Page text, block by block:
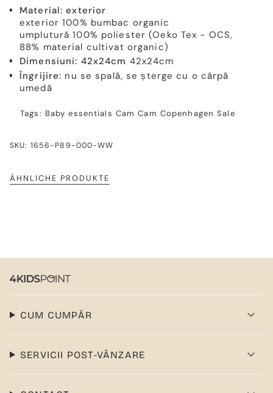
Material: exterior
exterior 100% bumbac organic
umplutură 100% poliester (Oeko Tex - OCS,
88% material cultivat organic)
Dimensiuni: 42x24cm 42x24cm
Îngrijire: nu se spală, se șterge cu o cârpă
umedă
Tags: Baby essentials Cam Cam Copenhagen Sale
SKU: 1656-P89-000-WW
ÄHNLICHE PRODUKTE
CUM CUMPĂR
SERVICII POST-VÂNZARE